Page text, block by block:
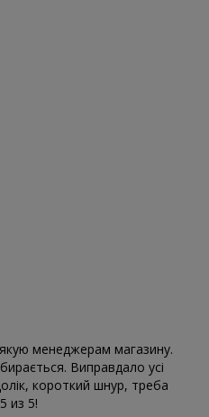
менеджерам магазину.
Виправдало усі
короткий шнур, треба
из 5!